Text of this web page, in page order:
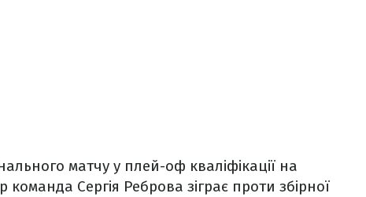
матчу у плей-оф кваліфікації на
команда Сергія Реброва зіграє проти збірної